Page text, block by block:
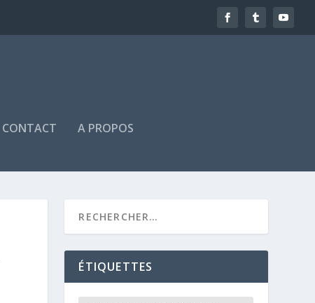
CONTACT A PROPOS
ÉTIQUETTES